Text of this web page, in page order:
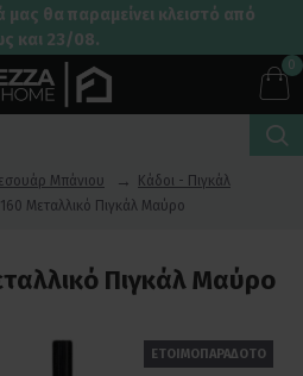
θα παραμείνει κλειστό από
και 23/08.
0
Μπάνιου
Κάδοι - Πιγκάλ
Μεταλλικό Πιγκάλ Μαύρο
Πιγκάλ Μαύρο
ΕΤΟΙΜΟΠΑΡΑΔΟΤΟ